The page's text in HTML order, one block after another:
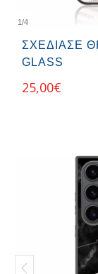
1/4
ΣΧΕΔΊΑΣΕ
GLASS
25,00€